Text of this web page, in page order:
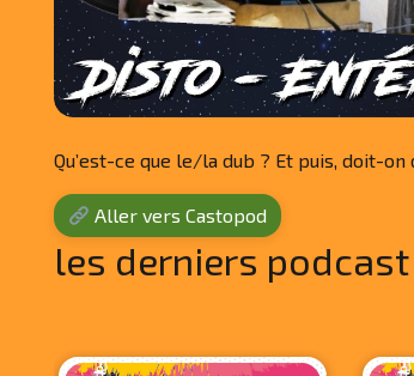
Qu’est-ce que le/la dub ? Et puis, doit-
Aller vers Castopod
les derniers